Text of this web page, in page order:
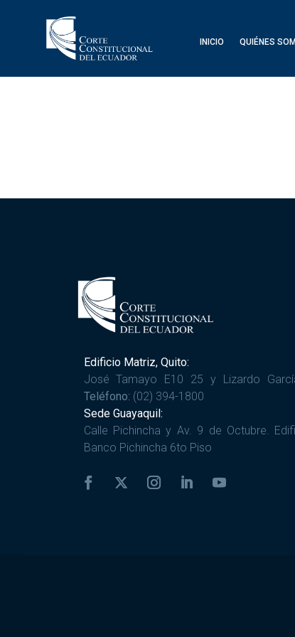
INICIO QUIÉNES
Edificio Matriz, Quito:
José Tamayo E10 25 y Lizardo
Teléfono: (02) 394-1800
Sede Guayaquil:
Calle Pichincha y Av. 9 de Octubre.
Banco Pichincha 6to Piso